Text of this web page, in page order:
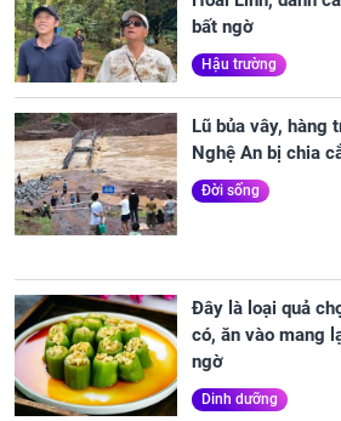
bất ngờ
Hậu trường
Lũ bủa vây, hàng
Nghệ An bị chia
Đời sống
Đây là loại quả
có, ăn vào mang
ngờ
Dinh dưỡng